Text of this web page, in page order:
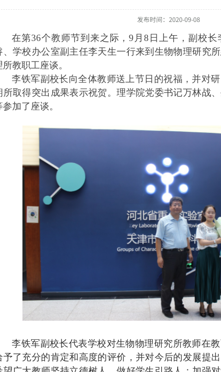
发布时间：2020-09-08
在第36个教师节到来之际，9月8日上午，副校长
、学校办公室副主任李天生一行来到生物物理研究
所教职工座谈。
李铁军副校长向全体教师送上节日的祝福，并对
所取得突出成果表示祝贺。理学院党委书记万林战
参加了座谈。
李铁军副校长代表学校对生物物理研究所教师在
予了充分的肯定和高度的评价，并对今后的发展提